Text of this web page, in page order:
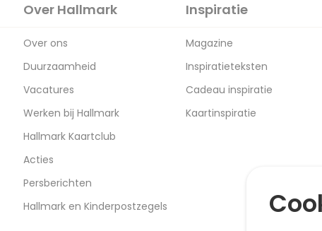
Over Hallmark
Over ons
Duurzaamheid
Vacatures
Werken bij Hallmark
Hallmark Kaartclub
Acties
Persberichten
Hallmark en Kinderpostzegels
Inspiratie
Magazine
Inspiratieteksten
Cadeau inspiratie
Kaartinspiratie